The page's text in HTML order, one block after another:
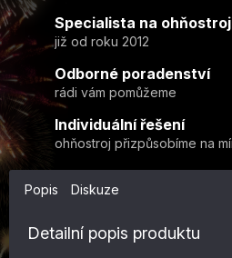
Specialista na
již od roku 2012
Odborné poradenství
rádi vám pomůžeme
Individuální řešení
ohňostroj přizpůsobíme na
Popis Diskuze
Detailní popis produktu